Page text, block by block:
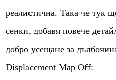
реалистична. Така че тук
сенки, добавя повече
добро усещане за
Displacement Map Off: